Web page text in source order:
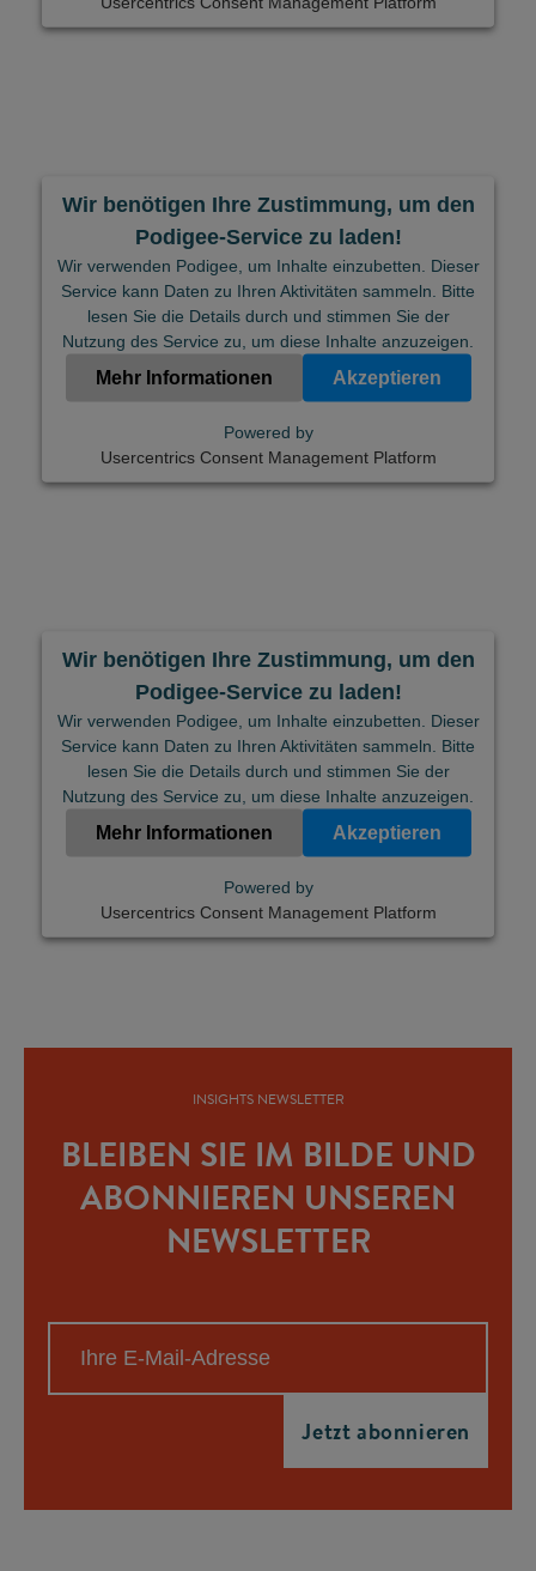
Wir benötigen Ihre Zustimmung, um den
Podigee-Service zu laden!
Wir verwenden Podigee, um Inhalte einzubetten. Dieser
Service kann Daten zu Ihren Aktivitäten sammeln. Bitte
lesen Sie die Details durch und stimmen Sie der
Nutzung des Service zu, um diese Inhalte anzuzeigen.
Mehr Informationen Akzeptieren
Powered by
Usercentrics Consent Management Platform
Wir benötigen Ihre Zustimmung, um den
Podigee-Service zu laden!
Wir verwenden Podigee, um Inhalte einzubetten. Dieser
Service kann Daten zu Ihren Aktivitäten sammeln. Bitte
lesen Sie die Details durch und stimmen Sie der
Nutzung des Service zu, um diese Inhalte anzuzeigen.
Mehr Informationen Akzeptieren
Powered by
Usercentrics Consent Management Platform
INSIGHTS NEWSLETTER
BLEIBEN SIE IM BILDE UND
ABONNIEREN UNSEREN
NEWSLETTER